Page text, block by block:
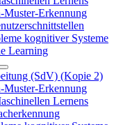
Erkennung
kognitiver Systeme
Learning
(SdV) (Kopie 2)
Erkennung
Lernens